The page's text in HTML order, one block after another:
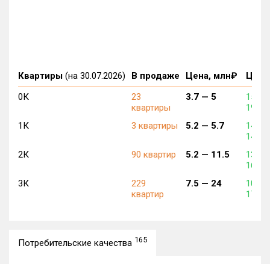
Квартиры (на 30.07.2026) В продаже Цена, млн₽
0К
23
квартиры
3.7 — 5
153
191
1К
3 квартиры 5.2 — 5.7
140
143
2К
90 квартир 5.2 — 11.5
132
162
3К
229
квартир
7.5 — 24
108
176
Потребительские качества 165